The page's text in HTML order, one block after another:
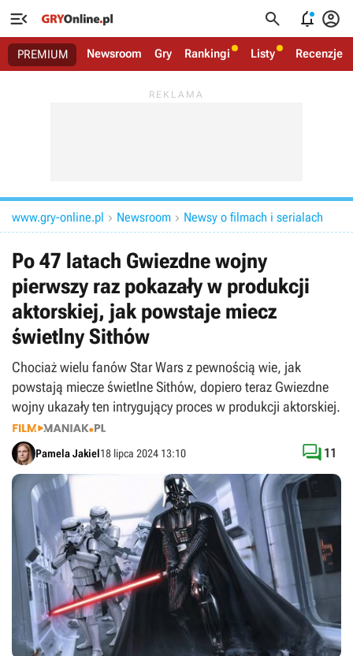
   
PREMIUM Newsroom Gry Rankingi Listy Recenzje
www.gry-online.pl  Newsroom  Newsy o filmach i serialach
Po 47 latach Gwiezdne wojny
pierwszy raz pokazały w produkcji
aktorskiej, jak powstaje miecz
świetlny Sithów
Chociaż wielu fanów Star Wars z pewnością wie, jak
powstają miecze świetlne Sithów, dopiero teraz Gwiezdne
wojny ukazały ten intrygujący proces w produkcji aktorskiej.
Pamela Jakiel18 lipca 2024 13:10  11